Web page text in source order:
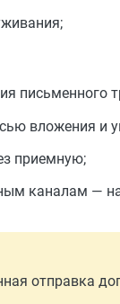
письменного
вложения и
приемную;
каналам —
отправка